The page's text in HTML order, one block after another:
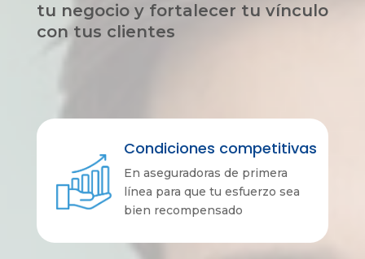
tu negocio y fortalecer tu vínculo
con tus clientes
Condiciones competitivas
En aseguradoras de primera
línea para que tu esfuerzo sea
bien recompensado
tu negocio y fortalecer tu vínculo
con tus clientes
Condiciones competitivas
En aseguradoras de primera
línea para que tu esfuerzo sea
bien recompensado